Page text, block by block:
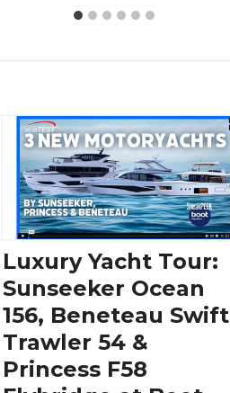
Luxury Yacht Tour:
Sunseeker Ocean
156, Beneteau Swift
Trawler 54 &
Princess F58